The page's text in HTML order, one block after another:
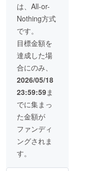
は、All-or-
Nothing方式
です。
目標金額を
達成した場
合にのみ、
2026/05/18
23:59:59ま
でに集まっ
た金額が
ファンディ
ングされま
す。